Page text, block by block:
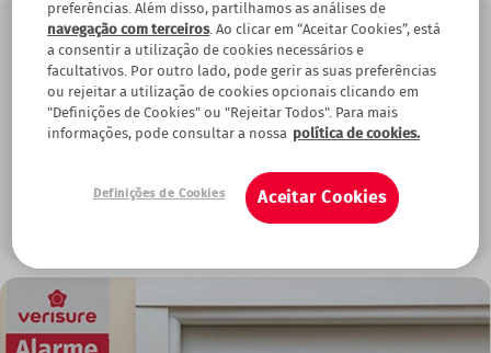
Funcionamento do alarme 24 horas por dia com Aviso à
Polícia
Ao detetar qualquer intruso na sua casa ou empresa, o alarme é
ativado e envia de forma automática um alerta para a Central
Recetora de Alarmes (CRA) com uma sequência de imagens.
Com o seu funcionamento 24/24 horas, a nossa CRA recebe e
ativa o protocolo de segurança, como faz o aviso à polícia, para
garantir a segurança e proceder à sua resolução o mais rápido
preferências. Além disso, partilhamos as análises de
navegação com terceiros. Ao clicar em “Aceitar Cookies”, está
a consentir a utilização de cookies necessários e
facultativos. Por outro lado, pode gerir as suas preferências
ou rejeitar a utilização de cookies opcionais clicando em
"Definições de Cookies" ou "Rejeitar Todos". Para mais
informações, pode consultar a nossa política de cookies.
Definições de Cookies Aceitar Cookies